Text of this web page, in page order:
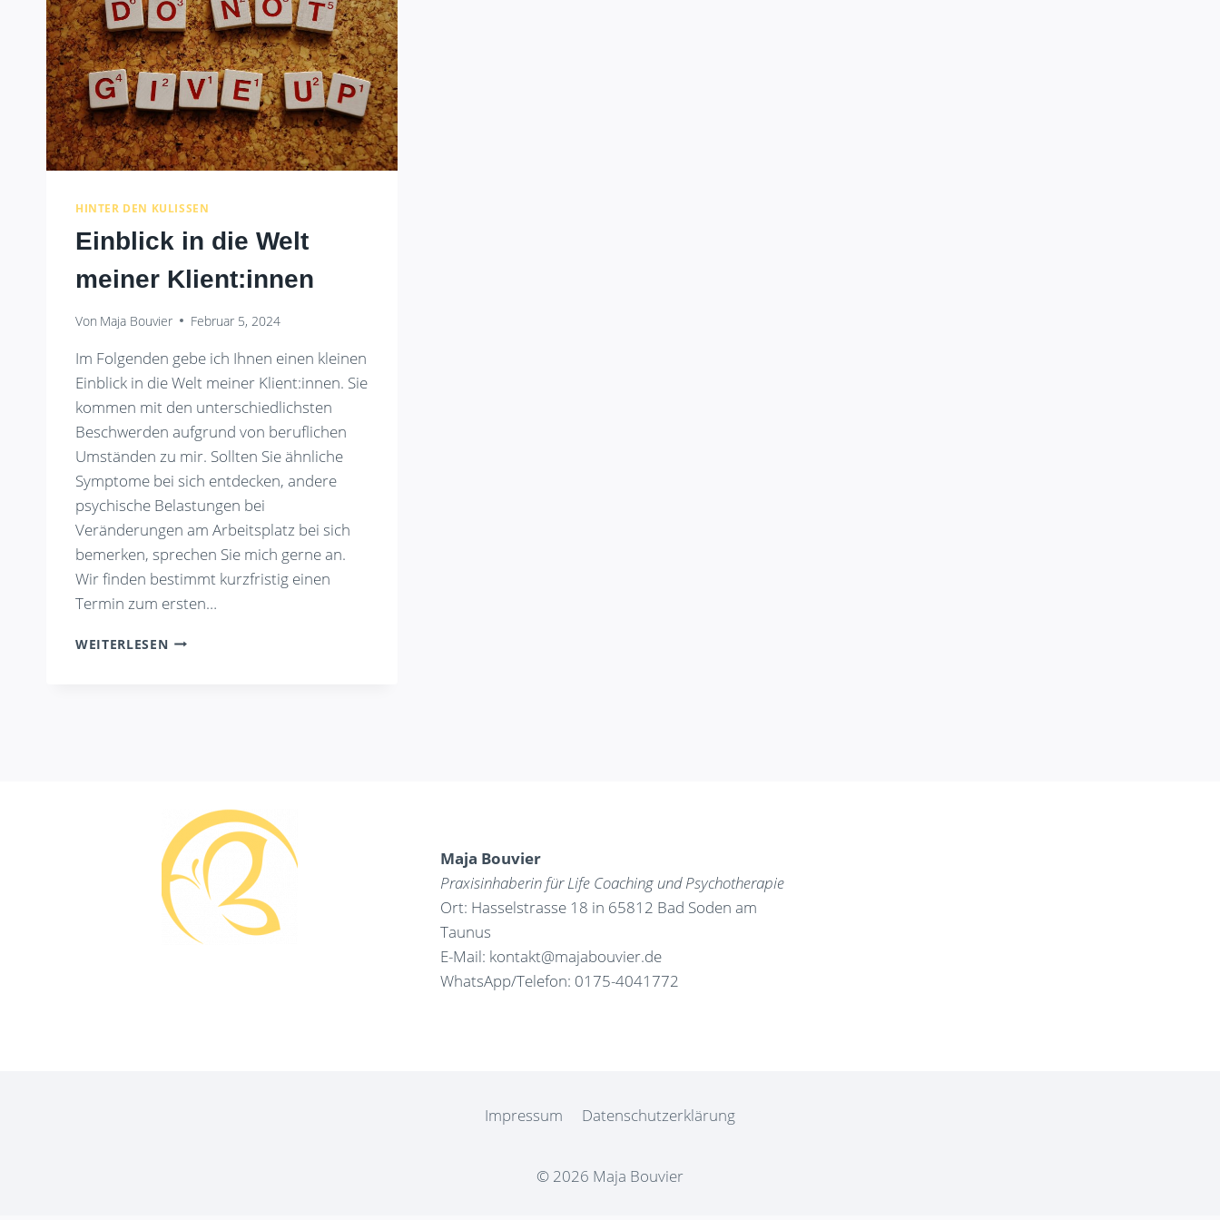
HINTER DEN KULISSEN
Einblick in die Welt
meiner Klient:innen
Von Maja Bouvier Februar 5, 2024
Im Folgenden gebe ich Ihnen einen kleinen
Einblick in die Welt meiner Klient:innen. Sie
kommen mit den unterschiedlichsten
Beschwerden aufgrund von beruflichen
Umständen zu mir. Sollten Sie ähnliche
Symptome bei sich entdecken, andere
psychische Belastungen bei
Veränderungen am Arbeitsplatz bei sich
bemerken, sprechen Sie mich gerne an.
Wir finden bestimmt kurzfristig einen
Termin zum ersten…
WEITERLESENEINBLICK
Maja Bouvier
Praxisinhaberin für Life Coaching und Psychotherapie
Ort: Hasselstrasse 18 in 65812 Bad Soden am
Taunus
E-Mail: kontakt@majabouvier.de
WhatsApp/Telefon: 0175-4041772
Impressum Datenschutzerklärung
© 2026 Maja Bouvier